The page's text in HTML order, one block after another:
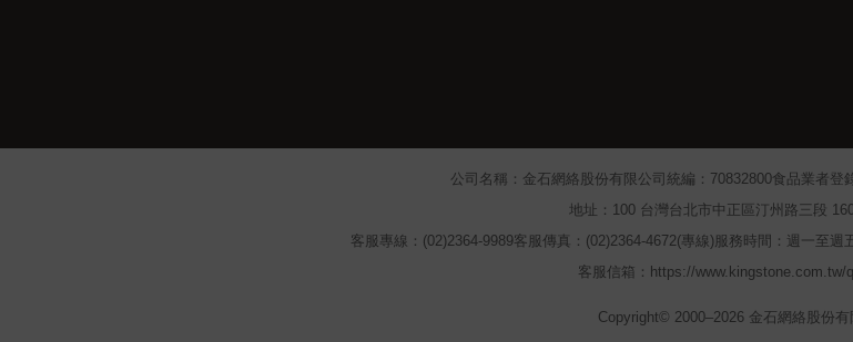
公司名稱：金石網絡股份有限公司 統編：70832800食品業者登
地址：100 台灣台北市中正區汀州路三段
客服專線：(02)2364-9989客服傳真：(02)2364-4672(專線) 服務時間：週一至週
客服信箱：https://www.kingstone.com.tw/
Copyright© 2000–2026 金石網絡股份有